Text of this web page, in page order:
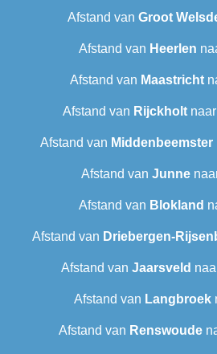
Afstand van Groot
Afstand van Heerlen
Afstand van Maastricht
Afstand van Rijckholt naar
Afstand van Middenbeemster
Afstand van Junne
Afstand van Blokland
Afstand van Driebergen-
Afstand van Jaarsveld
Afstand van Langbroek
Afstand van Renswoude